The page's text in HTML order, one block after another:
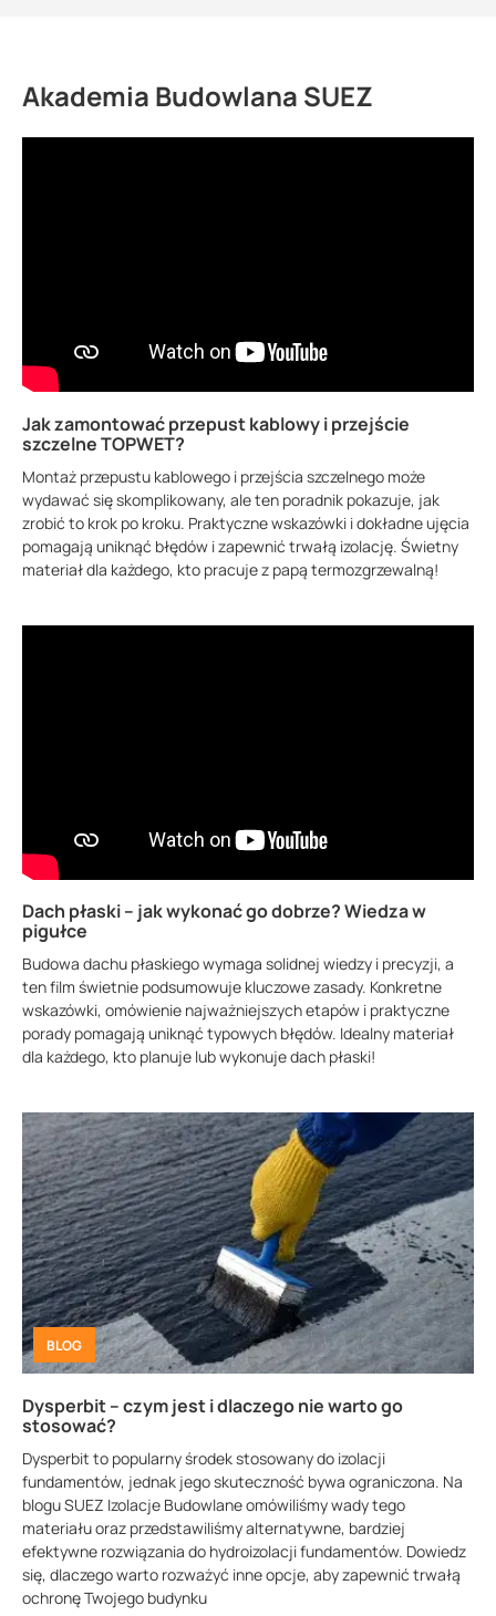
Akademia Budowlana SUEZ
Jak zamontować przepust kablowy i przejście
szczelne TOPWET?
Montaż przepustu kablowego i przejścia szczelnego może
wydawać się skomplikowany, ale ten poradnik pokazuje, jak
zrobić to krok po kroku. Praktyczne wskazówki i dokładne ujęcia
pomagają uniknąć błędów i zapewnić trwałą izolację. Świetny
materiał dla każdego, kto pracuje z papą termozgrzewalną!
Dach płaski – jak wykonać go dobrze? Wiedza w
pigułce
Budowa dachu płaskiego wymaga solidnej wiedzy i precyzji, a
ten film świetnie podsumowuje kluczowe zasady. Konkretne
wskazówki, omówienie najważniejszych etapów i praktyczne
porady pomagają uniknąć typowych błędów. Idealny materiał
dla każdego, kto planuje lub wykonuje dach płaski!
BLOG
Dysperbit – czym jest i dlaczego nie warto go
stosować?
Dysperbit to popularny środek stosowany do izolacji
fundamentów, jednak jego skuteczność bywa ograniczona. Na
blogu SUEZ Izolacje Budowlane omówiliśmy wady tego
materiału oraz przedstawiliśmy alternatywne, bardziej
efektywne rozwiązania do hydroizolacji fundamentów. Dowiedz
się, dlaczego warto rozważyć inne opcje, aby zapewnić trwałą
ochronę Twojego budynku